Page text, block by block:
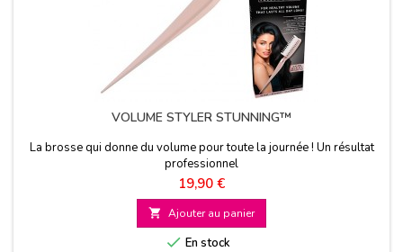
VOLUME STYLER STUNNING™
La brosse qui donne du volume pour toute la journée ! Un résultat
professionnel
Prix
19,90 €
 Ajouter au panier
 En stock